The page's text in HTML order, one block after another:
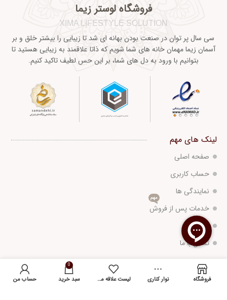
فروشگاه لوستر زیما
XIMA LIFESTYLE SOLUTION
سی سال پر توان در صنعت بودن بهانه ای شد تا زیبایی را بیشتر خلق و بر
آسمان زیما مهمان خانه های شما شویم که ذاتا علاقمند به زیبایی هستید تا
بتوانیم با ورود به دل های شما، بر این حس لطیف تاکید کنیم.
لینک های مهم
صفحه اصلی
حساب کاربری
نمایندگی ها
خدمات پس از فروش
مهم
درباره ما
تماس با ما
آدرس
فروشگاه نوار کناری لیست علاقه مندی ها
0
سبد خرید حساب من